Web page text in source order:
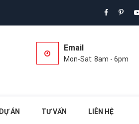
Email
Mon-Sat: 8am - 6pm
DỰ ÁN TƯ VẤN LIÊN HỆ